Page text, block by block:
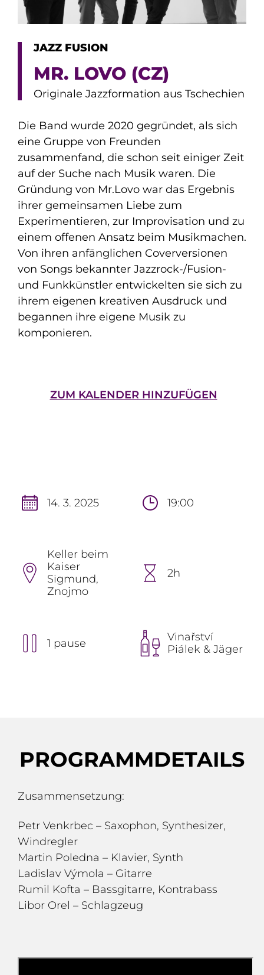
JAZZ FUSION
MR. LOVO (CZ)
Originale Jazzformation aus Tschechien
Die Band wurde 2020 gegründet, als sich
eine Gruppe von Freunden
zusammenfand, die schon seit einiger Zeit
auf der Suche nach Musik waren. Die
Gründung von Mr.Lovo war das Ergebnis
ihrer gemeinsamen Liebe zum
Experimentieren, zur Improvisation und zu
einem offenen Ansatz beim Musikmachen.
Von ihren anfänglichen Coverversionen
von Songs bekannter Jazzrock-/Fusion-
und Funkkünstler entwickelten sie sich zu
ihrem eigenen kreativen Ausdruck und
begannen ihre eigene Musik zu
komponieren.
ZUM KALENDER HINZUFÜGEN
14. 3. 2025 19:00
Keller beim
Kaiser
Sigmund,
Znojmo
2h
1 pause
Vinařství
Piálek & Jäger
PROGRAMMDETAILS
Zusammensetzung:
Petr Venkrbec – Saxophon, Synthesizer,
Windregler
Martin Poledna – Klavier, Synth
Ladislav Výmola – Gitarre
Rumil Kofta – Bassgitarre, Kontrabass
Libor Orel – Schlagzeug